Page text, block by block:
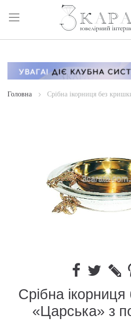
Skip
Content
Головна Срібна ікорниця без
Срібна
«Царська» з